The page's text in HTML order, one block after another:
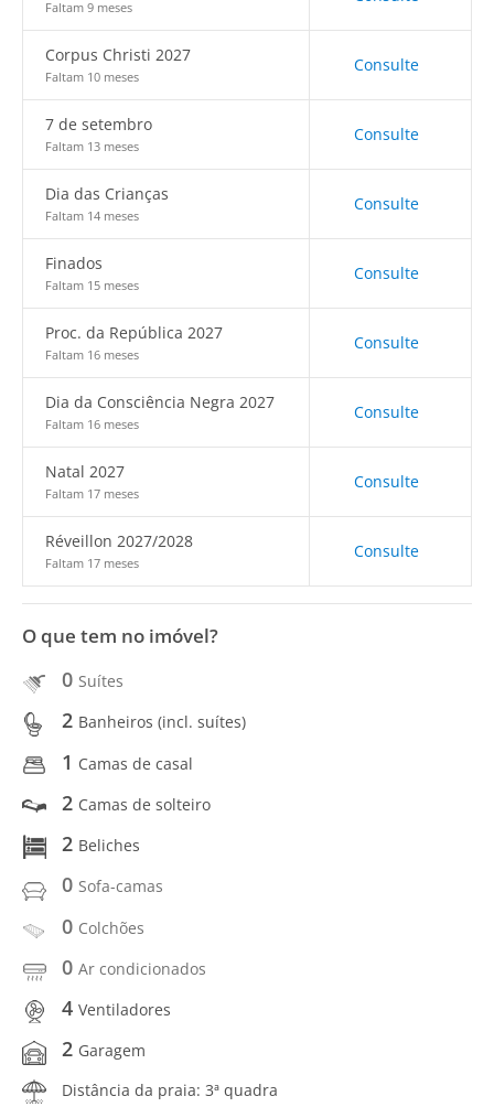
Faltam 9 meses
Corpus Christi 2027
Faltam 10 meses
Consulte
7 de setembro
Faltam 13 meses
Consulte
Dia das Crianças
Faltam 14 meses
Consulte
Finados
Faltam 15 meses
Consulte
Proc. da República 2027
Faltam 16 meses
Consulte
Dia da Consciência Negra 2027
Faltam 16 meses
Consulte
Natal 2027
Faltam 17 meses
Consulte
Réveillon 2027/2028
Faltam 17 meses
Consulte
O que tem no imóvel?
0 Suítes
2 Banheiros (incl. suítes)
1 Camas de casal
2 Camas de solteiro
2 Beliches
0 Sofa-camas
0 Colchões
0 Ar condicionados
4 Ventiladores
2 Garagem
Distância da praia: 3ª quadra